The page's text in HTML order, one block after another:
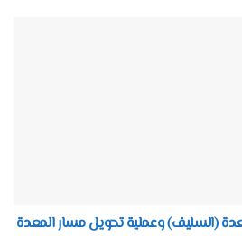
(السليف) وعملية تحويل مسار المعدة